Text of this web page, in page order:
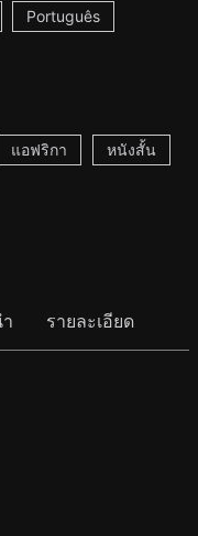
Português
แอฟริกา หนังสั้น
รายละเอียด